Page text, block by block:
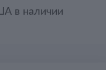
в наличии